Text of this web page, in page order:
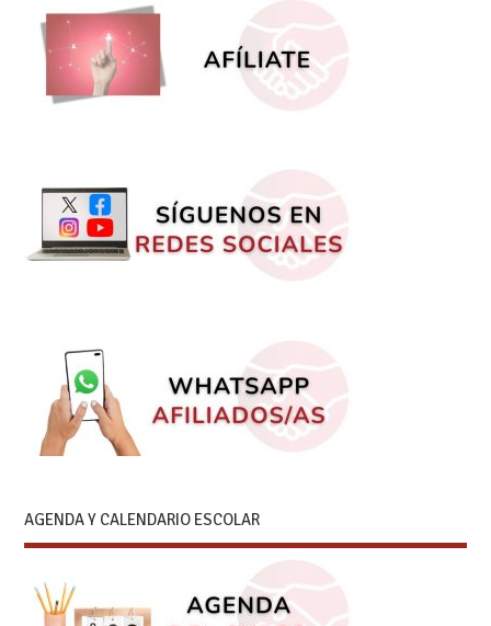
AGENDA Y CALENDARIO ESCOLAR